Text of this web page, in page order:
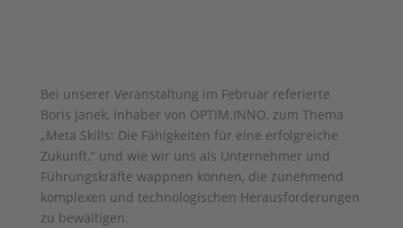
Bei unserer Veranstaltung im Februar referierte
Boris Janek, Inhaber von OPTIM.INNO, zum Thema
„Meta Skills: Die Fähigkeiten für eine erfolgreiche
Zukunft.“ und wie wir uns als Unternehmer und
Führungskräfte wappnen können, die zunehmend
komplexen und technologischen Herausforderungen
zu bewältigen.